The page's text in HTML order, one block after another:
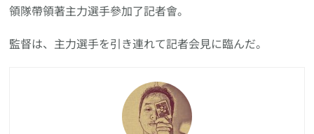
領隊帶領著主力選手參加了記者會。
監督は、主力選手を引き連れて記者会見に臨んだ。